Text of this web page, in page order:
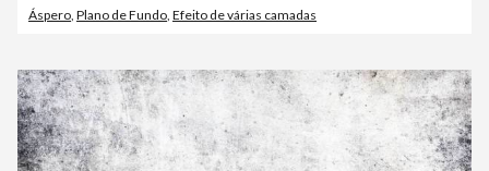
Áspero, Plano de Fundo, Efeito de várias camadas